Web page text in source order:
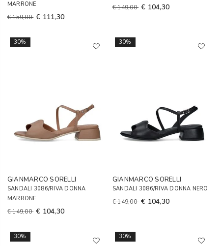
MARRONE
€ 159,00 € 111,30
€ 149,00 € 104,30
30%
GIANMARCO SORELLI
SANDALI 3086/RIVA DONNA
MARRONE
€ 149,00 € 104,30
30%
GIANMARCO SORELLI
SANDALI 3086/RIVA DONNA NERO
€ 149,00 € 104,30
30% 30%